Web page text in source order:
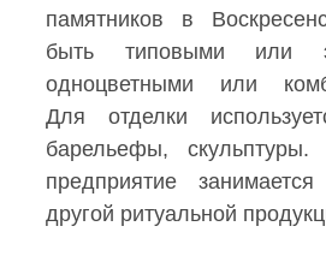
памятников в
быть типовыми или
одноцветными или
Для отделки
барельефы,
предприятие занимается
другой ритуальной